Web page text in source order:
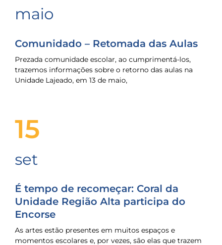
maio
Comunidado – Retomada das Aulas
Prezada comunidade escolar, ao cumprimentá-los,
trazemos informações sobre o retorno das aulas na
Unidade Lajeado, em 13 de maio,
15
set
É tempo de recomeçar: Coral da
Unidade Região Alta participa do
Encorse
As artes estão presentes em muitos espaços e
momentos escolares e, por vezes, são elas que trazem